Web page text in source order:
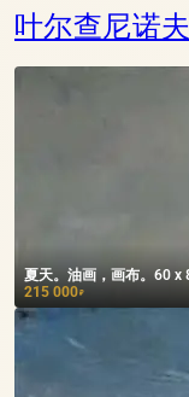
叶尔查尼诺
夏天。油画，画布。60 x
215 000₽